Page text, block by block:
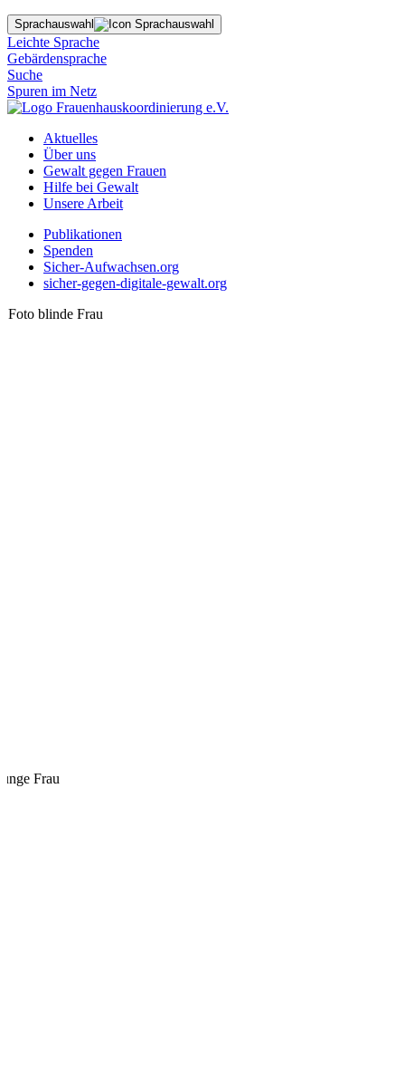
Sprachauswahl
Leichte Sprache
Gebärdensprache
Suche
Spuren im Netz
Aktuelles
Über uns
Gewalt gegen Frauen
Hilfe bei Gewalt
Unsere Arbeit
Publikationen
Spenden
Sicher-Aufwachsen.org
sicher-gegen-digitale-gewalt.org